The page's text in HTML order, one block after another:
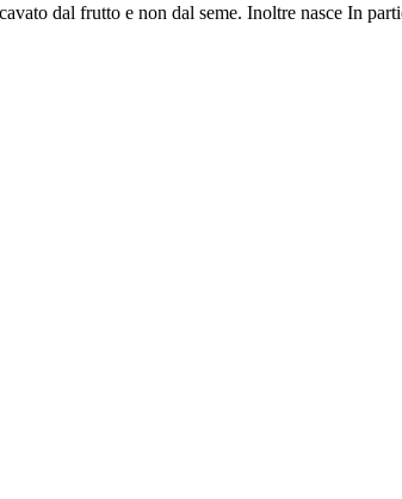
dal frutto e non dal seme. Inoltre nasce In